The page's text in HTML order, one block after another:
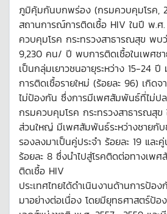
ภูมิคุ้มกันบกพร่อง (กรมควบคุมโรค,
สถานการณ์การติดเชื้อ HIV ในปี พ.ศ
ควบคุมโรค กระทรวงสาธารณสุข พบ
9,230 คน/ ปี พบการติดเชื้อในเพศชา
เป็นกลุ่มเยาวชนอายุระหว่าง 15-24
การติดเชื้อรายใหม่ (ร้อยละ 96) เกิด
ไม่ป้องกัน ซึ่งการมีเพศสัมพันธ์ที่ไม่ป
กรมควบคุมโรค กระทรวงสาธารณสุ
ส่วนใหญ่ มีเพศสัมพันธ์ระหว่างชายกั
รองลงมาเป็นคู่ประจำ ร้อยละ 19 และ
ร้อยละ 8 ซึ่งนำไปสู่โรคติดต่อทางเพศ
ติดเชื้อ HIV
ประเทศไทยได้ดำเนินงานด้านการป้อ
มาอย่างต่อเนื่อง โดยมียุทธศาสตร์ป้อ